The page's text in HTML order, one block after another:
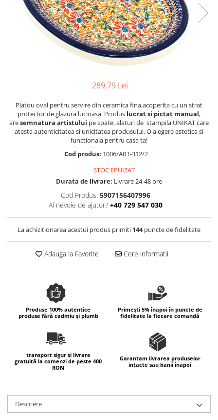
Boluri
Recipiente depozitare
Colectiile Flowers
Colectia Forget-me-nots
Colectia Basket of Blue
Colectii Artistice
Colectia Autumn Garden
Colectia Little Flowers
Colectia Berries
Colectia Infinity
Colectia Morning Glory
Colectia Blue Sea
289,79 Lei
Platou oval pentru servire din ceramica fina,acoperita cu un strat
protector de glazura lucioasa. Produs lucrat si pictat manual,
aresemnatura artistului pe spate, alaturi de stampila UNIKAT care
atesta autenticitatea si unicitatea produsului. O alegere estetica si
functionala pentru casa ta!
Cod produs: 1006/ART-312/2
STOC EPUIZAT
Durata de livrare: Livrare 24-48 ore
Cod Produs: 5907156407996
Ai nevoie de ajutor? +40 729 547 030
La achizitionarea acestui produs primiti 144puncte de fidelitate
Adauga la Favorite Cere informatii
Produse 100% autentice
produse fără cadmiu și plumb
Primești 5% înapoi în puncte de
fidelitate la fiecare comandă
transport sigur și livrare
gratuită la comenzi de peste 400
RON
Garantam livrarea produselor
intacte sau banii înapoi
Descriere